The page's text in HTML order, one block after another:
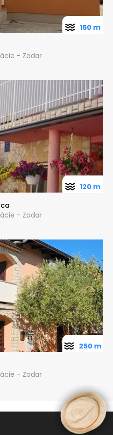
- Zadar
150 m
- Zadar
120 m
- Zadar
250 m